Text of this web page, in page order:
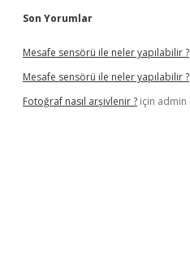
Son Yorumlar
Mesafe sensörü ile neler yapılabilir ?
Mesafe sensörü ile neler yapılabilir ?
Fotoğraf nasıl arşivlenir ? için admin